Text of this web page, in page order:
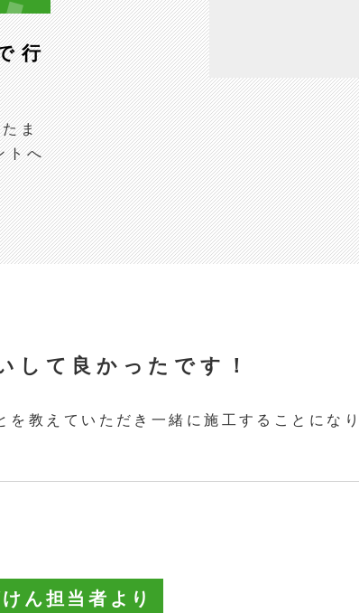
行
ま
トへ
して良かったです！
を教えていただき一緒に施工することにな
ん担当者より